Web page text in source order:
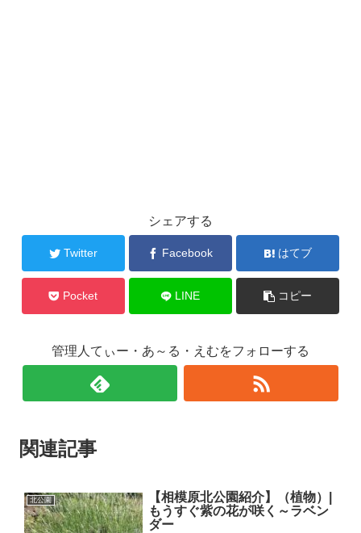
シェアする
Twitter Facebook はてブ
Pocket LINE コピー
管理人てぃー・あ～る・えむをフォローする
関連記事
北公園
【相模原北公園紹介】（植物）|
もうすぐ紫の花が咲く～ラベン
ダー